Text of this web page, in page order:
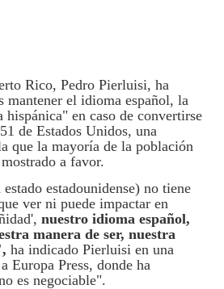
Rico, Pedro Pierluisi, ha
mantener el idioma español, la
en caso de convertirse
de Estados Unidos, una
que la mayoría de la población
a favor.
estadounidense) no tiene
ver ni puede impactar en
nuestro idioma español,
manera de ser, nuestra
ha indicado Pierluisi en una
Europa Press, donde ha
es negociable".